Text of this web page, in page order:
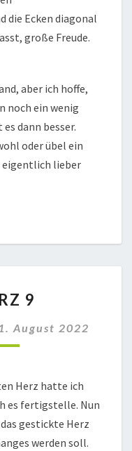
die Ecken diagonal
große Freude.
aber ich hoffe,
noch ein wenig
dann besser.
oder übel ein
eigentlich lieber
9
August 2022
Herz hatte ich
es fertigstelle. Nun
gestickte Herz
werden soll.